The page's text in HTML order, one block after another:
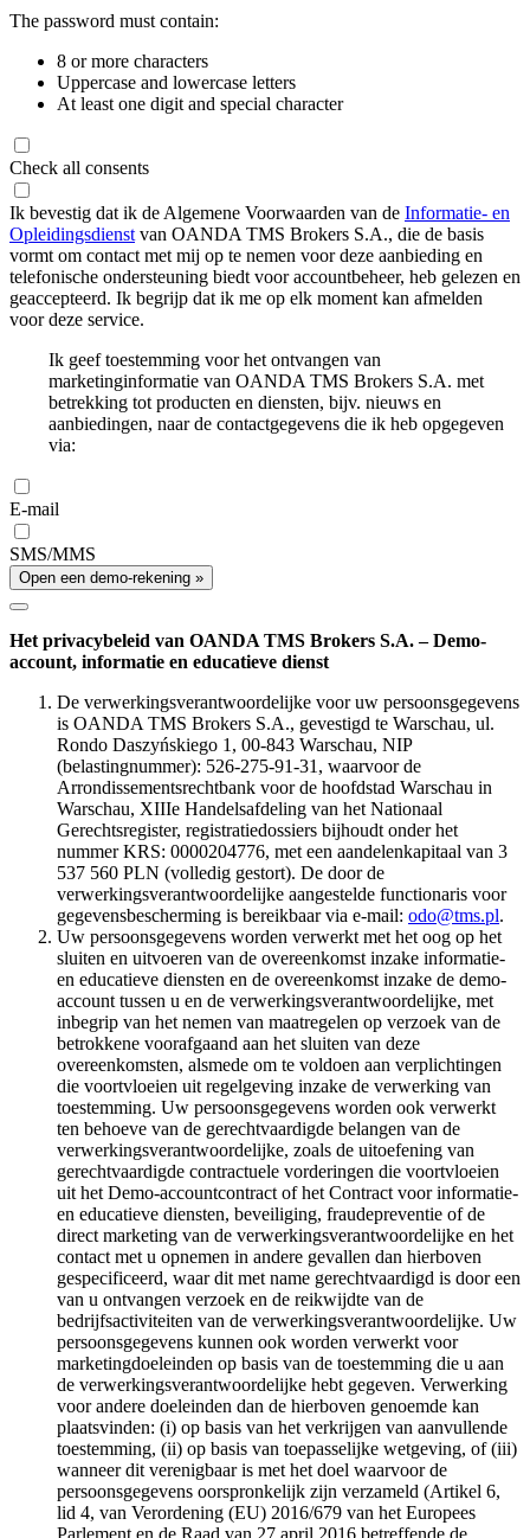
The password must contain:
8 or more characters
Uppercase and lowercase letters
At least one digit and special character
Check all consents
Ik bevestig dat ik de Algemene Voorwaarden van de Informatie- en
Opleidingsdienst van OANDA TMS Brokers S.A., die de basis
vormt om contact met mij op te nemen voor deze aanbieding en
telefonische ondersteuning biedt voor accountbeheer, heb gelezen en
geaccepteerd. Ik begrijp dat ik me op elk moment kan afmelden
voor deze service.
Ik geef toestemming voor het ontvangen van
marketinginformatie van OANDA TMS Brokers S.A. met
betrekking tot producten en diensten, bijv. nieuws en
aanbiedingen, naar de contactgegevens die ik heb opgegeven
via:
E-mail
SMS/MMS
Open een demo-rekening »
Het privacybeleid van OANDA TMS Brokers S.A. – Demo-
account, informatie en educatieve dienst
De verwerkingsverantwoordelijke voor uw persoonsgegevens
is OANDA TMS Brokers S.A., gevestigd te Warschau, ul.
Rondo Daszyńskiego 1, 00-843 Warschau, NIP
(belastingnummer): 526-275-91-31, waarvoor de
Arrondissementsrechtbank voor de hoofdstad Warschau in
Warschau, XIIIe Handelsafdeling van het Nationaal
Gerechtsregister, registratiedossiers bijhoudt onder het
nummer KRS: 0000204776, met een aandelenkapitaal van 3
537 560 PLN (volledig gestort). De door de
verwerkingsverantwoordelijke aangestelde functionaris voor
gegevensbescherming is bereikbaar via e-mail: odo@tms.pl.
Uw persoonsgegevens worden verwerkt met het oog op het
sluiten en uitvoeren van de overeenkomst inzake informatie-
en educatieve diensten en de overeenkomst inzake de demo-
account tussen u en de verwerkingsverantwoordelijke, met
inbegrip van het nemen van maatregelen op verzoek van de
betrokkene voorafgaand aan het sluiten van deze
overeenkomsten, alsmede om te voldoen aan verplichtingen
die voortvloeien uit regelgeving inzake de verwerking van
toestemming. Uw persoonsgegevens worden ook verwerkt
ten behoeve van de gerechtvaardigde belangen van de
verwerkingsverantwoordelijke, zoals de uitoefening van
gerechtvaardigde contractuele vorderingen die voortvloeien
uit het Demo-accountcontract of het Contract voor informatie-
en educatieve diensten, beveiliging, fraudepreventie of de
direct marketing van de verwerkingsverantwoordelijke en het
contact met u opnemen in andere gevallen dan hierboven
gespecificeerd, waar dit met name gerechtvaardigd is door een
van u ontvangen verzoek en de reikwijdte van de
bedrijfsactiviteiten van de verwerkingsverantwoordelijke. Uw
persoonsgegevens kunnen ook worden verwerkt voor
marketingdoeleinden op basis van de toestemming die u aan
de verwerkingsverantwoordelijke hebt gegeven. Verwerking
voor andere doeleinden dan de hierboven genoemde kan
plaatsvinden: (i) op basis van het verkrijgen van aanvullende
toestemming, (ii) op basis van toepasselijke wetgeving, of (iii)
wanneer dit verenigbaar is met het doel waarvoor de
persoonsgegevens oorspronkelijk zijn verzameld (Artikel 6,
lid 4, van Verordening (EU) 2016/679 van het Europees
Parlement en de Raad van 27 april 2016 betreffende de